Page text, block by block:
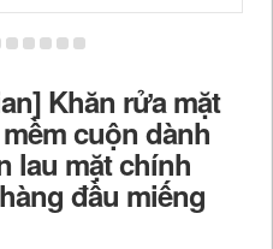
Khăn rửa mặt
cuộn dành
lau mặt chính
đầu miếng